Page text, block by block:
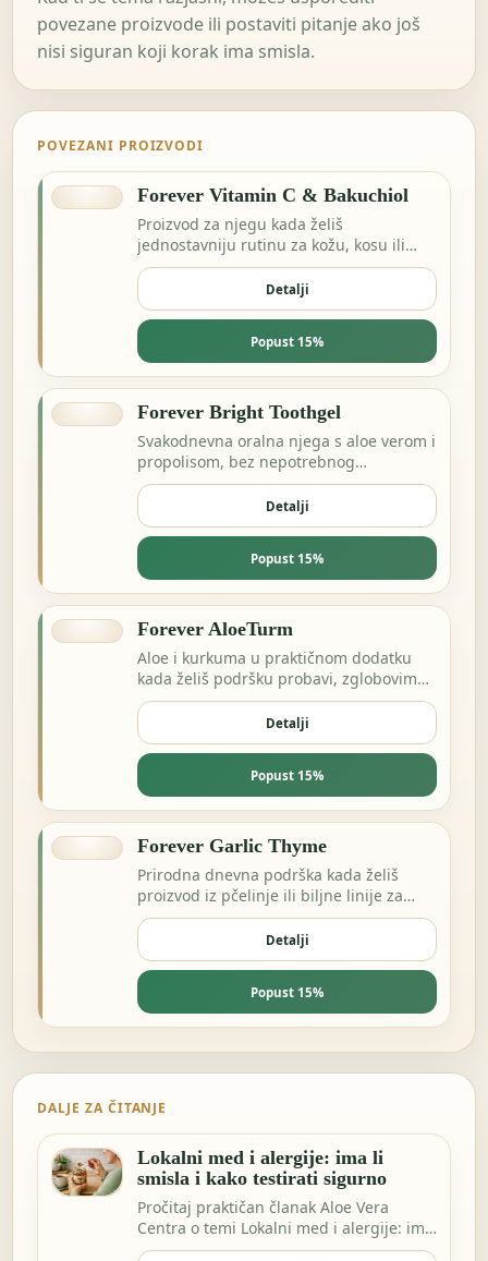
povezane proizvode ili postaviti pitanje ako još
nisi siguran koji korak ima smisla.
POVEZANI PROIZVODI
Forever Vitamin C & Bakuchiol
Proizvod za njegu kada želiš
jednostavniju rutinu za kožu, kosu ili
svakodnevnu svježinu.
Detalji
Popust 15%
Forever Bright Toothgel
Svakodnevna oralna njega s aloe verom i
propolisom, bez nepotrebnog
kompliciranja.
Detalji
Popust 15%
Forever AloeTurm
Aloe i kurkuma u praktičnom dodatku
kada želiš podršku probavi, zglobovima
ili dnevnoj ravnoteži.
Detalji
Popust 15%
Forever Garlic Thyme
Prirodna dnevna podrška kada želiš
proizvod iz pčelinje ili biljne linije za
energiju i otpornost.
Detalji
Popust 15%
DALJE ZA ČITANJE
Lokalni med i alergije: ima li
smisla i kako testirati sigurno
Pročitaj praktičan članak Aloe Vera
Centra o temi Lokalni med i alergije: ima
li smisla…